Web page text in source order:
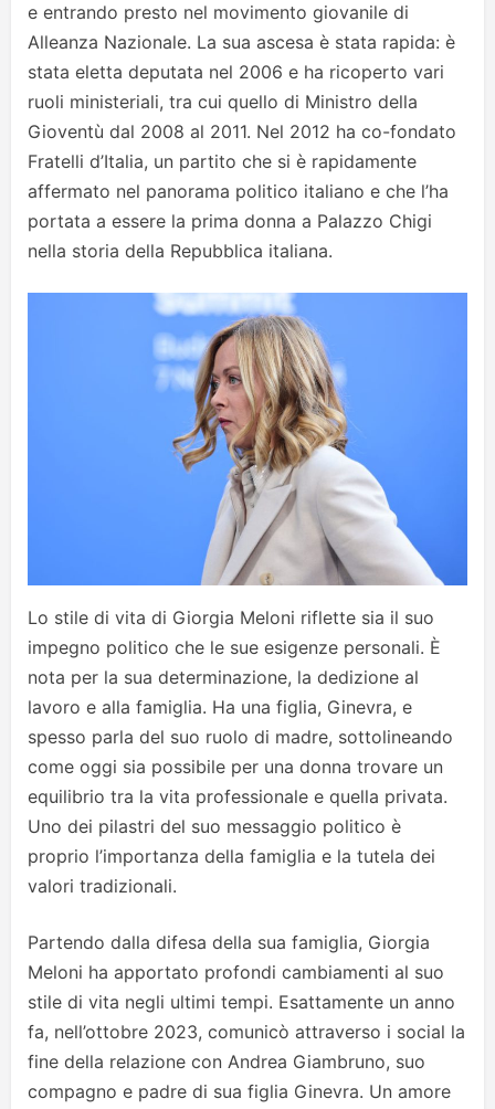
e entrando presto nel movimento giovanile di
Alleanza Nazionale. La sua ascesa è stata rapida: è
stata eletta deputata nel 2006 e ha ricoperto vari
ruoli ministeriali, tra cui quello di Ministro della
Gioventù dal 2008 al 2011. Nel 2012 ha co-fondato
Fratelli d’Italia, un partito che si è rapidamente
affermato nel panorama politico italiano e che l’ha
portata a essere la prima donna a Palazzo Chigi
nella storia della Repubblica italiana.
Lo stile di vita di Giorgia Meloni riflette sia il suo
impegno politico che le sue esigenze personali. È
nota per la sua determinazione, la dedizione al
lavoro e alla famiglia. Ha una figlia, Ginevra, e
spesso parla del suo ruolo di madre, sottolineando
come oggi sia possibile per una donna trovare un
equilibrio tra la vita professionale e quella privata.
Uno dei pilastri del suo messaggio politico è
proprio l’importanza della famiglia e la tutela dei
valori tradizionali.
Partendo dalla difesa della sua famiglia, Giorgia
Meloni ha apportato profondi cambiamenti al suo
stile di vita negli ultimi tempi. Esattamente un anno
fa, nell’ottobre 2023, comunicò attraverso i social la
fine della relazione con Andrea Giambruno, suo
compagno e padre di sua figlia Ginevra. Un amore